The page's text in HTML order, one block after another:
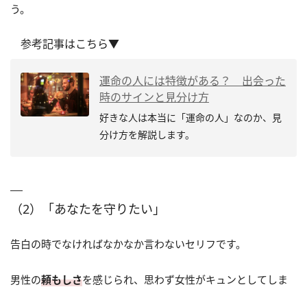
う。
参考記事はこちら▼
運命の人には特徴がある？ 出会った
時のサインと見分け方
好きな人は本当に「運命の人」なのか、見
分け方を解説します。
（2）「あなたを守りたい」
告白の時でなければなかなか言わないセリフです。
男性の頼もしさを感じられ、思わず女性がキュンとしてしま